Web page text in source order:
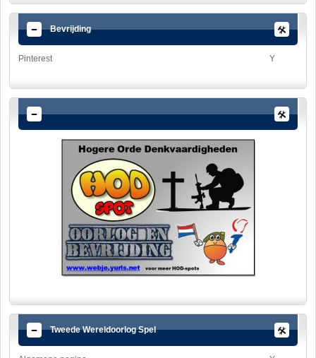
Bevrijding
Pinterest Y
Tweede Wereldoorlog Spel